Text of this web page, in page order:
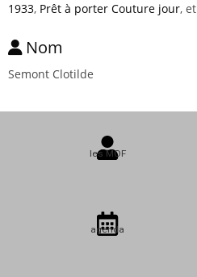
1933, Prêt à porter Couture jour, et
Nom
Semont Clotilde
les MOF
agenda